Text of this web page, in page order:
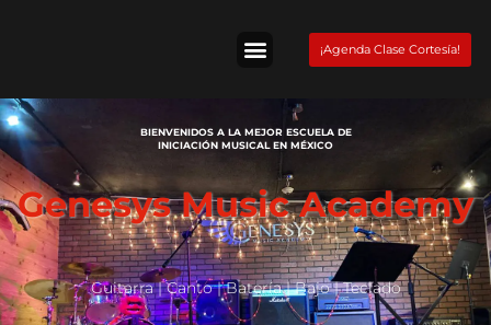
¡Agenda Clase Cortesía!
BIENVENIDOS A LA MEJOR ESCUELA DE
INICIACIÓN MUSICAL EN MÉXICO
Genesys Music Academy
Guitarra | Canto | Batería | Bajo | Teclado